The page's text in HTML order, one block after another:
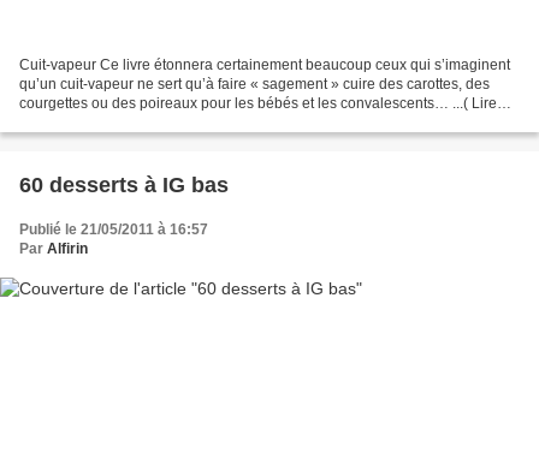
Cuit-vapeur Ce livre étonnera certainement beaucoup ceux qui s’imaginent
qu’un cuit-vapeur ne sert qu’à faire « sagement » cuire des carottes, des
courgettes ou des poireaux pour les bébés et les convalescents… ...( Lire
60 desserts à IG bas
Publié le 21/05/2011 à 16:57
Par Alfirin